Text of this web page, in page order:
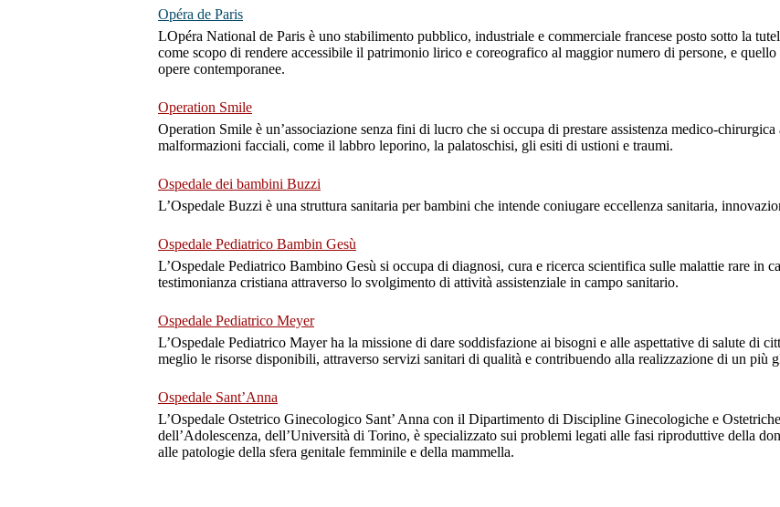
Opéra de Paris
LOpéra National de Paris è uno stabilimento pubblico, industriale e commerciale francese posto sotto la
come scopo di rendere accessibile il patrimonio lirico e coreografico al maggior numero di persone, e
opere contemporanee.
Operation Smile
Operation Smile è un’associazione senza fini di lucro che si occupa di prestare assistenza medico-
malformazioni facciali, come il labbro leporino, la palatoschisi, gli esiti di ustioni e traumi.
Ospedale dei bambini Buzzi
L’Ospedale Buzzi è una struttura sanitaria per bambini che intende coniugare eccellenza sanitaria,
Ospedale Pediatrico Bambin Gesù
L’Ospedale Pediatrico Bambino Gesù si occupa di diagnosi, cura e ricerca scientifica sulle malattie rare in
testimonianza cristiana attraverso lo svolgimento di attività assistenziale in campo sanitario.
Ospedale Pediatrico Meyer
L’Ospedale Pediatrico Mayer ha la missione di dare soddisfazione ai bisogni e alle aspettative di salute di
meglio le risorse disponibili, attraverso servizi sanitari di qualità e contribuendo alla realizzazione di un più
Ospedale Sant’Anna
L’Ospedale Ostetrico Ginecologico Sant’ Anna con il Dipartimento di Discipline Ginecologiche e
dell’Adolescenza, dell’Università di Torino, è specializzato sui problemi legati alle fasi riproduttive della
alle patologie della sfera genitale femminile e della mammella.